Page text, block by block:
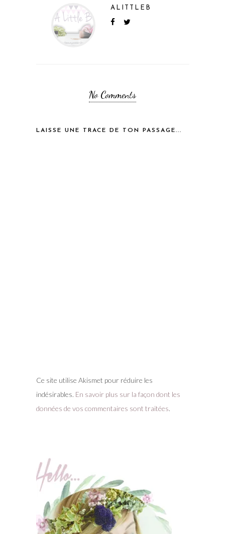
ALITTLEB
No Comments
LAISSE UNE TRACE DE TON PASSAGE...
Ce site utilise Akismet pour réduire les
indésirables. En savoir plus sur la façon dont les
données de vos commentaires sont traitées.